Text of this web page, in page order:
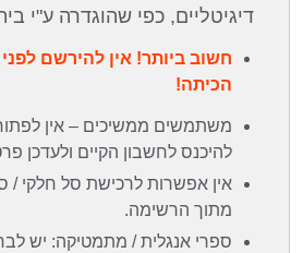
דיגיטליים, כפי שהוגדרה ע"י
חשוב ביותר! אין להירשם
הכיתה!
משתמשים ממשיכים – אין
להיכנס לחשבון הקיים ולעדכן
אין אפשרות לרכישת סל חלקי /
מתוך הרשימה.
ספרי אנגלית / מתמטיקה: יש